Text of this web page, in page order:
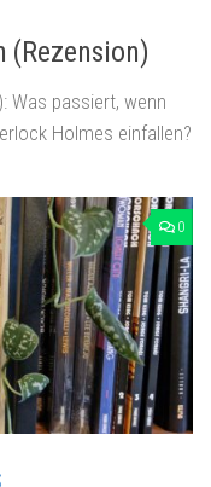
(Rezension)
Was passiert, wenn
Holmes einfallen?
0